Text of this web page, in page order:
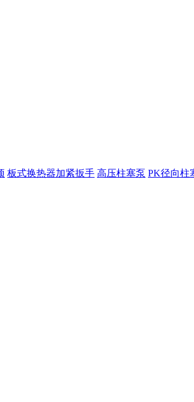
板式换热器加紧扳手 高压柱塞泵 PK径向柱